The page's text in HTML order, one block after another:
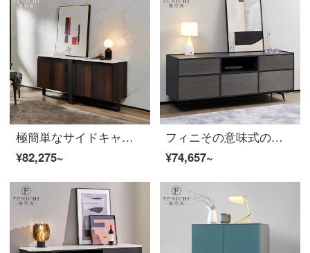
極簡単なサイドキャビネット北欧客間の物置戸棚が贅沢になった後、近代的なレストランは戸棚を飾って寝室のテレビキャビネットの意味がきわめて簡単です。
¥82,275~
フィニその意味式の極簡単な食事の辺の戸棚の白いろうの木の固体の引き出し式レストランの食器棚北欧の近代的な収納のお茶の水の戸棚のTrapani【食事の辺の戸棚】イタリアのきわめて簡単です。
¥74,657~